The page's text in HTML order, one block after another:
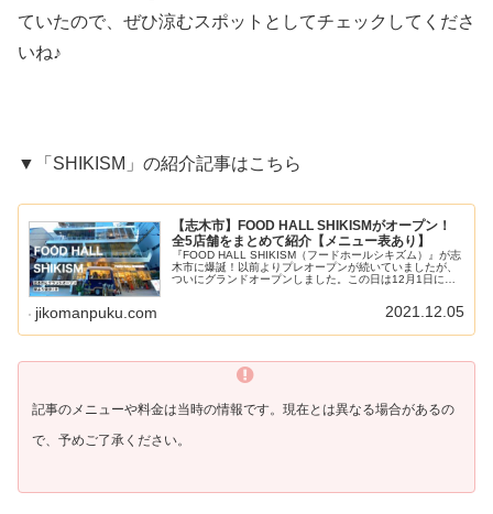
ていたので、ぜひ涼むスポットとしてチェックしてくださ
いね♪
▼「SHIKISM」の紹介記事はこちら
【志木市】FOOD HALL SHIKISMがオープン！
全5店舗をまとめて紹介【メニュー表あり】
『FOOD HALL SHIKISM（フードホールシキズム）』が志
木市に爆誕！以前よりプレオープンが続いていましたが、
ついにグランドオープンしました。この日は12月1日に行
jikomanpuku.com 2021.12.05
記事のメニューや料金は当時の情報です。現在とは異なる場合があるの
で、予めご了承ください。